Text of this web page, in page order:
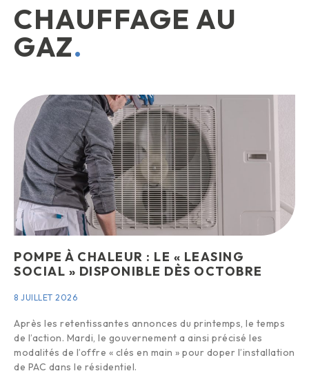
CHAUFFAGE AU
GAZ.
POMPE À CHALEUR : LE « LEASING
SOCIAL » DISPONIBLE DÈS OCTOBRE
8 JUILLET 2026
Après les retentissantes annonces du printemps, le temps
de l’action. Mardi, le gouvernement a ainsi précisé les
modalités de l’offre « clés en main » pour doper l’installation
de PAC dans le résidentiel.